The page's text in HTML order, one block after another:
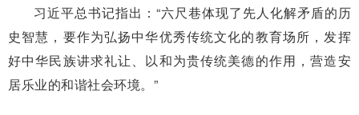
习近平总书记指出：“六尺巷体现了先人化解矛盾的历
史智慧，要作为弘扬中华优秀传统文化的教育场所，发挥
好中华民族讲求礼让、以和为贵传统美德的作用，营造安
居乐业的和谐社会环境。”